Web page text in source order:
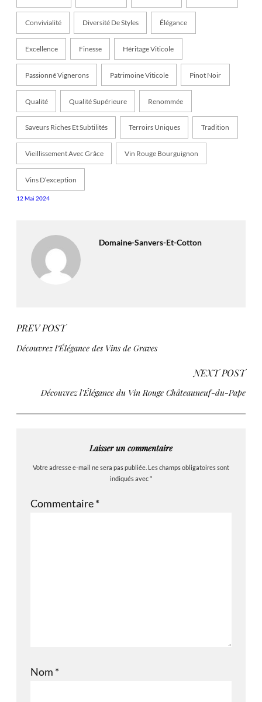
Convivialité Diversité De Styles Élégance
Excellence Finesse Héritage Viticole
Passionné Vignerons Patrimoine Viticole Pinot Noir
Qualité Qualité Supérieure Renommée
Saveurs Riches Et Subtilités Terroirs Uniques Tradition
Vieillissement Avec Grâce Vin Rouge Bourguignon
Vins D’exception
12 Mai 2024
Domaine-Sanvers-Et-Cotton
PREV POST
Découvrez l’Élégance des Vins de Graves
NEXT POST
Découvrez l’Élégance du Vin Rouge Châteauneuf-du-Pape
Laisser un commentaire
Votre adresse e-mail ne sera pas publiée. Les champs obligatoires sont
indiqués avec*
Commentaire*
Nom *